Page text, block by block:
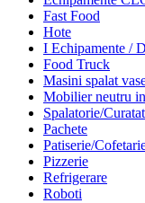
Fast Food
Hote
I Echipamente /
Food Truck
Masini spalat
Mobilier neutru
Spalatorie/
Pachete
Patiserie/
Pizzerie
Refrigerare
Roboti